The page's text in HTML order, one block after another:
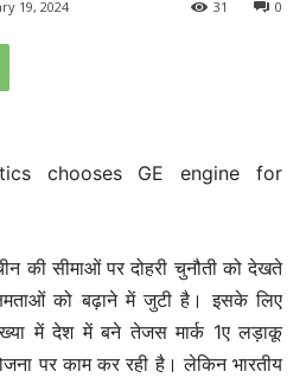
19, 2024 0
31
की सीमाओं पर दोहरी चुनौती को देखते
को बढ़ाने में जुटी है। इसके लिए
में देश में बने तेजस मार्क 1ए लड़ाकू
पर काम कर रही है। लेकिन भारतीय